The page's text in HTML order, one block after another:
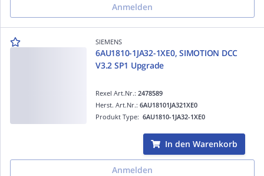
Anmelden
SIEMENS
6AU1810-1JA32-1XE0, SIMOTION DCC
V3.2 SP1 Upgrade
Rexel Art.Nr.: 2478589
Produkt Type: 6AU1810-1JA32-1XE0
Herst. Art.Nr.: 6AU18101JA321XE0
In den Warenkorb
Anmelden